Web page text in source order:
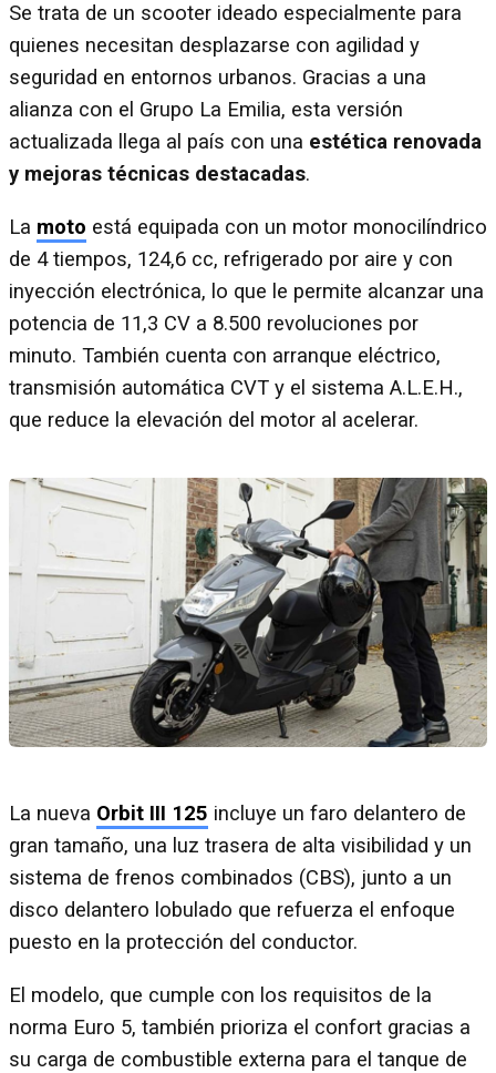
Se trata de un scooter ideado especialmente para
quienes necesitan desplazarse con agilidad y
seguridad en entornos urbanos. Gracias a una
alianza con el Grupo La Emilia, esta versión
actualizada llega al país con una estética renovada
y mejoras técnicas destacadas.
La moto está equipada con un motor monocilíndrico
de 4 tiempos, 124,6 cc, refrigerado por aire y con
inyección electrónica, lo que le permite alcanzar una
potencia de 11,3 CV a 8.500 revoluciones por
minuto. También cuenta con arranque eléctrico,
transmisión automática CVT y el sistema A.L.E.H.,
que reduce la elevación del motor al acelerar.
La nueva Orbit III 125 incluye un faro delantero de
gran tamaño, una luz trasera de alta visibilidad y un
sistema de frenos combinados (CBS), junto a un
disco delantero lobulado que refuerza el enfoque
puesto en la protección del conductor.
El modelo, que cumple con los requisitos de la
norma Euro 5, también prioriza el confort gracias a
su carga de combustible externa para el tanque de